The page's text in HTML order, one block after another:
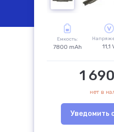
Емкость:
7800 mAh 11,1
1
нет в
Уведомить